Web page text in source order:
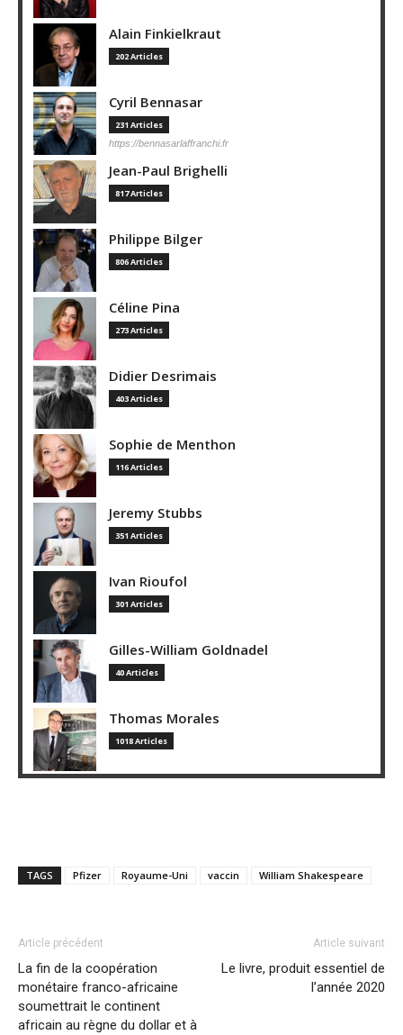
Alain Finkielkraut
202 Articles
Cyril Bennasar
231 Articles
https://bennasarlaffranchi.fr
Jean-Paul Brighelli
817 Articles
Philippe Bilger
806 Articles
Céline Pina
273 Articles
Didier Desrimais
403 Articles
Sophie de Menthon
116 Articles
Jeremy Stubbs
351 Articles
Ivan Rioufol
301 Articles
Gilles-William Goldnadel
40 Articles
Thomas Morales
1018 Articles
TAGS Pfizer Royaume-Uni vaccin William Shakespeare
Article précédent
La fin de la coopération
monétaire franco-africaine
soumettrait le continent
africain au règne du dollar et à
Article suivant
Le livre, produit essentiel de
l’année 2020